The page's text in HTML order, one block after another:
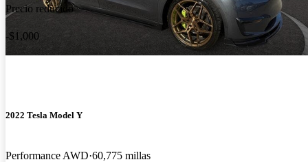
Precio reducido
-$1,000
2022 Tesla Model Y
Performance AWD 60,775 millas